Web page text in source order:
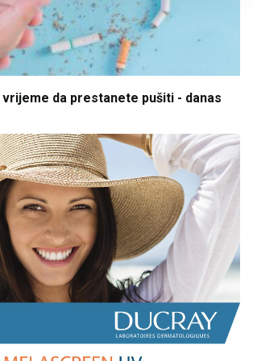
vrijeme da prestanete pušiti - danas